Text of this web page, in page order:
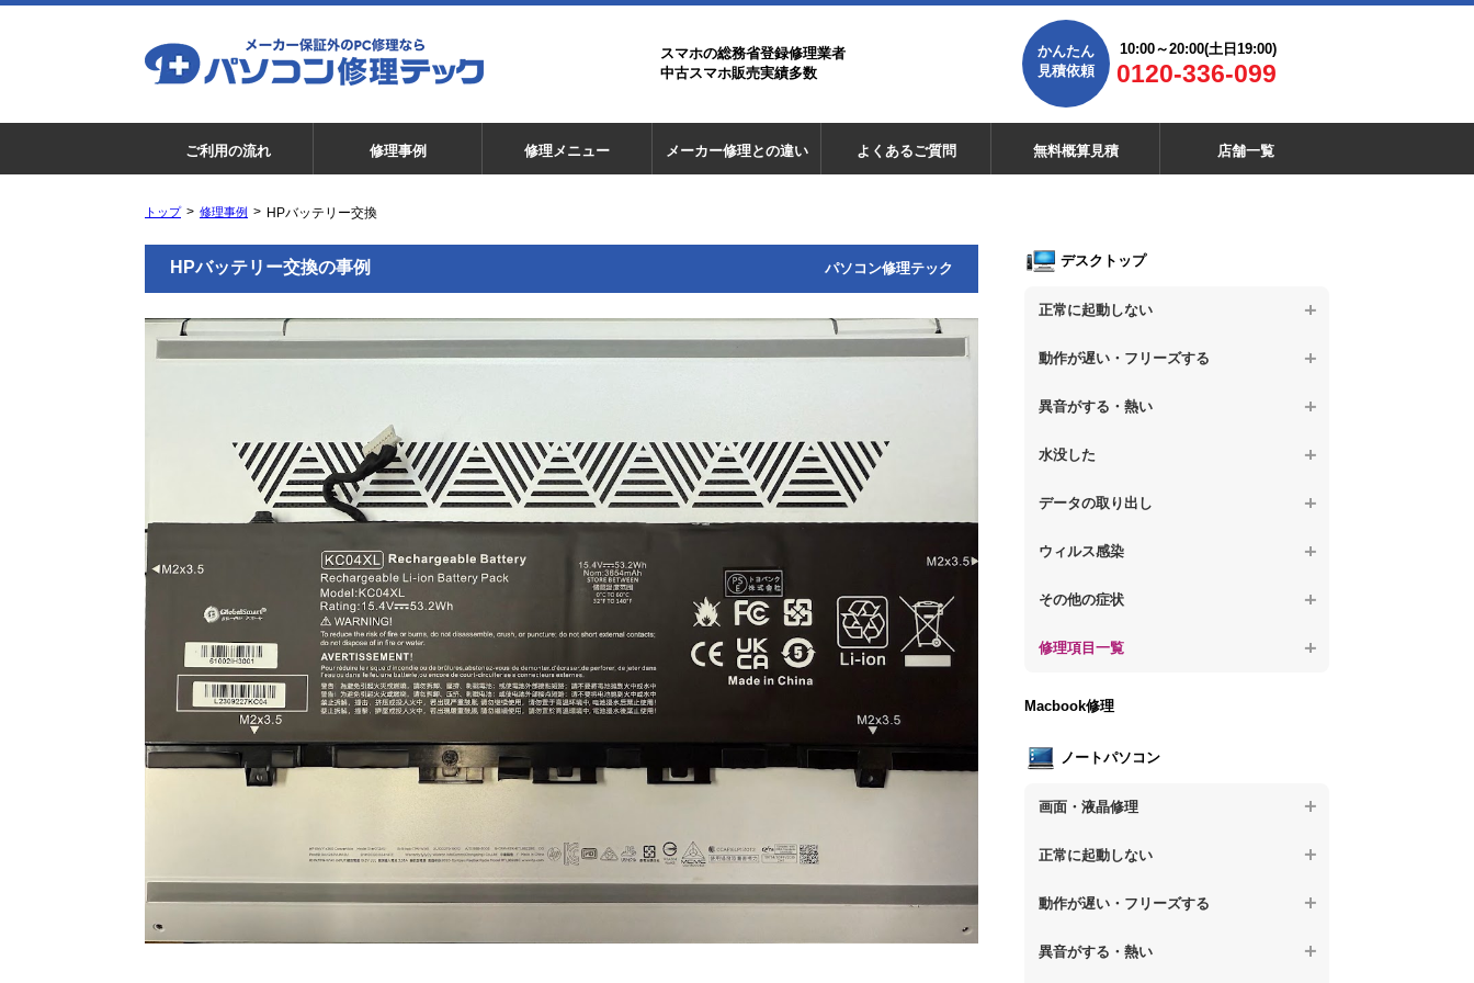
スマホの総務省登録修理業者
中古スマホ販売実績多数
かんたん
見積依頼
10:00～20:00(土日19:00)
0120-336-099
ご利用の流れ 修理事例 修理メニュー メーカー修理との違い よくあるご質問 無料概算見積 店舗一覧
トップ 修理事例 HPバッテリー交換
HPバッテリー交換の事例 パソコン修理テック デスクトップ
正常に起動しない
【デスクトップPC】電源を押しても反応が
【デスクトップPC】電源を入れても何も表
が固まる
返す
【デスクトップPC】修復モードから復旧で
【デスクトップPC】その他の起動しない問
動作が遅い・フリーズする
【デスクトップPC】操作中の動作が遅い
題
異音がする・熱い
【デスクトップPC】パソコンから異音がす
【デスクトップPC】パソコン本体が熱い
【デスクトップPC】異音や熱に関するその
水没した
【デスクトップPC】水没してパソコンが動
データの取り出し
【デスクトップPC】起動しないPCのデー
【デスクトップPC】ログインできないPC
他の問題
ウィルス感染
【デスクトップPC】特定のプログラムを削
【デスクトップPC】ウィルスにより正常動
【デスクトップPC】セキュリティ対策をし
【デスクトップPC】ウィルス感染のその他
の問題
その他の症状
【デスクトップPC】事例紹介
修理項目一覧
【デスクトップPC】電源故障
【デスクトップPC】液晶ディスプレイ交換
【デスクトップPC】マザーボード交換
Macbook修理
ノートパソコン
画面・液晶修理
【ノートパソコン】画面の割れ・破損
正常に起動しない
【ノートパソコン】電源を押しても反応が
【ノートパソコン】電源を押しても何も表
動作が遅い・フリーズする
【ノートパソコン】操作中の動作が重い
異音がする・熱い